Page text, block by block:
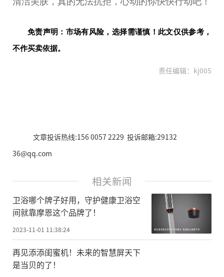
免责声明：市场有风险，选择需谨慎！此文仅供参考，
不作买卖依据。
责任编辑：kj005
文章投诉热线:156 0057 2229 投诉邮箱:29132
36@qq.com
相关新闻
卫浴哪个牌子好用，守护健康卫浴空
间就靠摩恩这个品牌了！
2023-11-01 11:38:24
再见添添闺蜜机！未来的智慧屏天下
是当贝的了！